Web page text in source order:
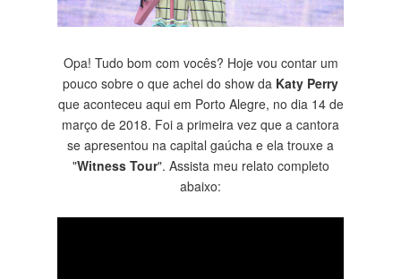
Opa! Tudo bom com vocês? Hoje vou contar um
pouco sobre o que achei do show da Katy Perry
que aconteceu aqui em Porto Alegre, no dia 14 de
março de 2018. Foi a primeira vez que a cantora
se apresentou na capital gaúcha e ela trouxe a
"Witness Tour". Assista meu relato completo
abaixo: